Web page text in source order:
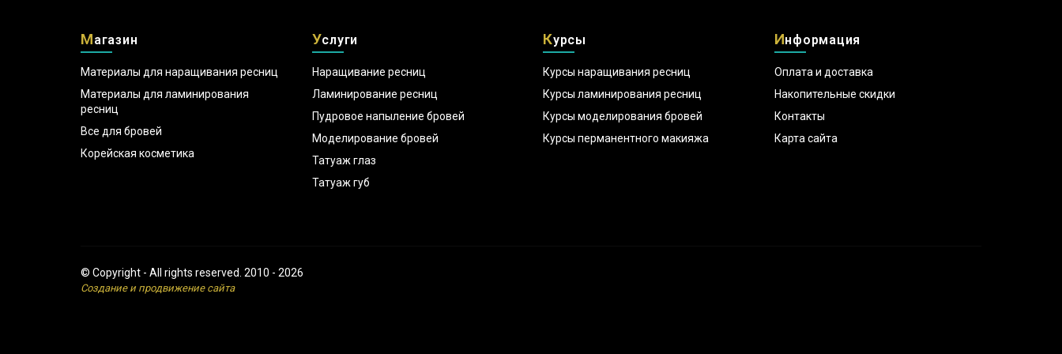
Магазин
Материалы для наращивания ресниц
Материалы для ламинирования
ресниц
Все для бровей
Корейская косметика
Услуги
Наращивание ресниц
Ламинирование ресниц
Пудровое напыление бровей
Моделирование бровей
Татуаж глаз
Татуаж губ
Курсы
Курсы наращивания ресниц
Курсы ламинирования ресниц
Курсы моделирования бровей
Курсы перманентного макияжа
Информация
Оплата и доставка
Накопительные скидки
Контакты
Карта сайта
© Copyright - All rights reserved. 2010 - 2026
Создание и продвижение сайта